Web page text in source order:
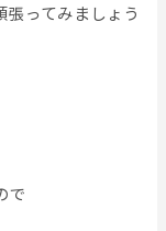
張ってみましょう
で